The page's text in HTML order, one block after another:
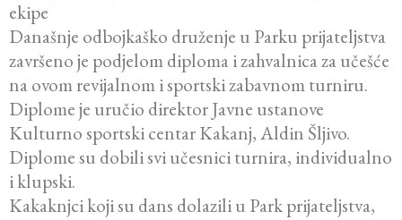
ekipe
Današnje odbojkaško druženje u Parku prijateljstva
završeno je podjelom diploma i zahvalnica za učešće
na ovom revijalnom i sportski zabavnom turniru.
Diplome je uručio direktor Javne ustanove
Kulturno sportski centar Kakanj, Aldin Šljivo.
Diplome su dobili svi učesnici turnira, individualno
i klupski.
Kakaknjci koji su dans dolazili u Park prijateljstva,